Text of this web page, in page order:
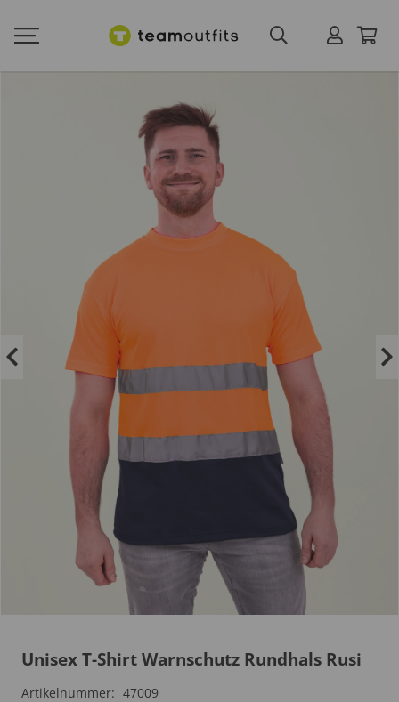
Unisex T-Shirt Warnschutz Rundhals Rusi
Artikelnummer: 47009